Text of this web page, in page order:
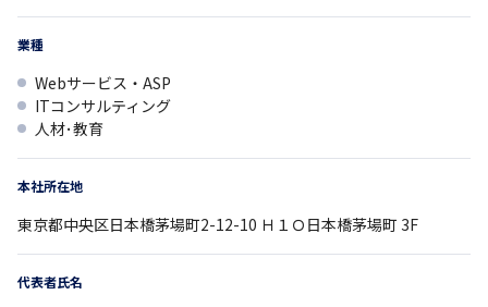
業種
Webサービス・ASP
ITコンサルティング
人材･教育
本社所在地
東京都中央区日本橋茅場町2-12-10 Ｈ１Ｏ日本橋茅場町 3F
代表者氏名